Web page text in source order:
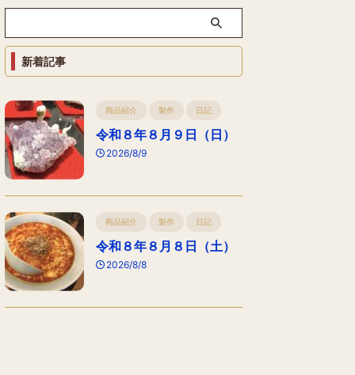
新着記事
商品紹介 製作 日記
令和８年８月９日（日）
2026/8/9
商品紹介 製作 日記
令和８年８月８日（土）
2026/8/8